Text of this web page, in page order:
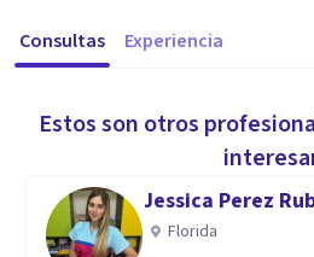
Consultas Experiencia
Estos son otros
Jessica Perez
Florida